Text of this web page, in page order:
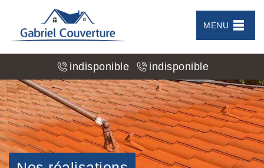
MENU
indisponible indisponible